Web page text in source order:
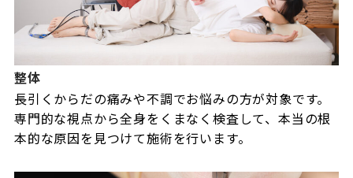
整体
長引くからだの痛みや不調でお悩みの方が対象です。
専門的な視点から全身をくまなく検査して、本当の根
本的な原因を見つけて施術を行います。